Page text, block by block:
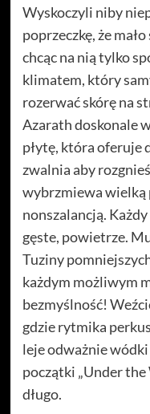
Wyskoczyli niby
poprzeczkę, że
chcąc na nią tylko
klimatem, który
rozerwać skórę na
Azarath doskonale
płytę, która oferuje
zwalnia aby
wybrzmiewa wielką
nonszalancją.
gęste, powietrze.
Tuziny
każdym możliwym
bezmyślność!
gdzie rytmika
leje odważnie wódki
początki „Under
długo.